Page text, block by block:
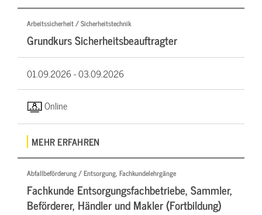
Arbeitssicherheit / Sicherheitstechnik
Grundkurs Sicherheitsbeauftragter
01.09.2026 -03.09.2026
Online
MEHR ERFAHREN
Abfallbeförderung / Entsorgung, Fachkundelehrgänge
Fachkunde Entsorgungsfachbetriebe, Sammler,
Beförderer, Händler und Makler (Fortbildung)